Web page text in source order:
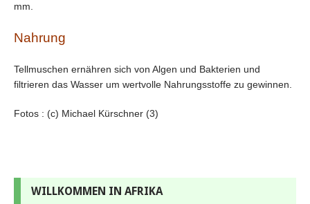
mm.
Nahrung
Tellmuschen ernähren sich von Algen und Bakterien und
filtrieren das Wasser um wertvolle Nahrungsstoffe zu gewinnen.
Fotos : (c) Michael Kürschner (3)
WILLKOMMEN IN AFRIKA